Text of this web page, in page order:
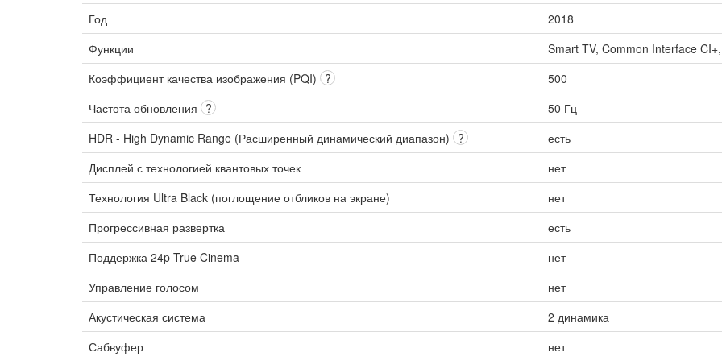
Год
2018
Функции
Smart TV, Common Interface
Коэффициент качества изображения (PQI) ?
500
Частота обновления ?
50 Гц
HDR - High Dynamic Range (Расширенный динамический диапазон) ?
есть
Дисплей с технологией квантовых точек
нет
Технология Ultra Black (поглощение отбликов на экране)
нет
Прогрессивная развертка
есть
Поддержка 24p True Cinema
нет
Управление голосом
нет
Акустическая система
2 динамика
Сабвуфер
нет